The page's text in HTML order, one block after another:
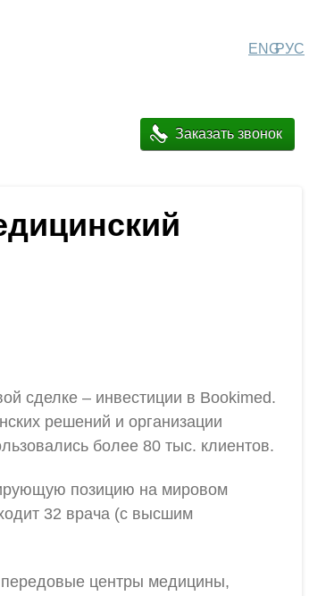
РУС
ENG
Заказать звонок
сделке – инвестиции в Bookimed.
решений и организации
более 80 тыс. клиентов.
позицию на мировом
32 врача (с высшим
центры медицины,